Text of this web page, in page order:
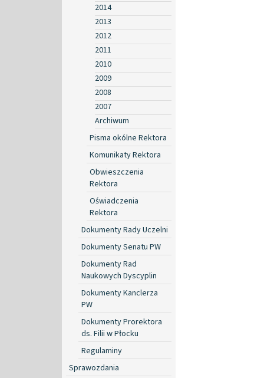
2014
2013
2012
2011
2010
2009
2008
2007
Archiwum
Pisma okólne Rektora
Komunikaty Rektora
Obwieszczenia
Rektora
Oświadczenia
Rektora
Dokumenty Rady Uczelni
Dokumenty Senatu PW
Dokumenty Rad
Naukowych Dyscyplin
Dokumenty Kanclerza
PW
Dokumenty Prorektora
ds. Filii w Płocku
Regulaminy
Sprawozdania